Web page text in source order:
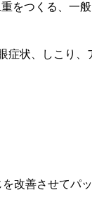
をつくる、一
症状、しこり、
改善させてパ